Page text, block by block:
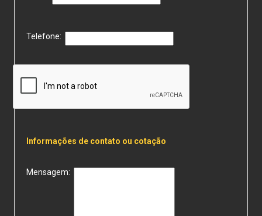
Telefone:
Informações de contato ou cotação
Mensagem: